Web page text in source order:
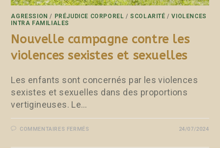
AGRESSION / PRÉJUDICE CORPOREL /SCOLARITÉ /VIOLENCES
INTRA FAMILIALES
Nouvelle campagne contre les
violences sexistes et sexuelles
Les enfants sont concernés par les violences
sexistes et sexuelles dans des proportions
vertigineuses. Le…
COMMENTAIRES FERMÉS 24/07/2024